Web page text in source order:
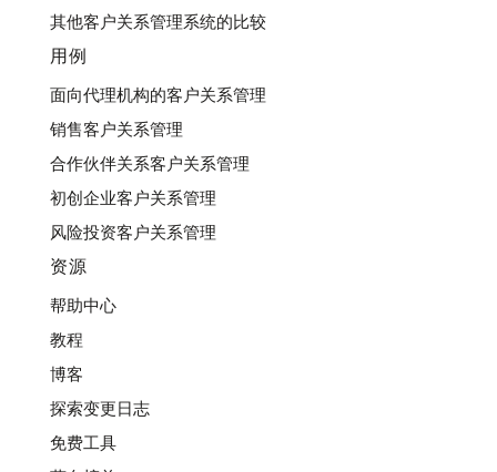
其他客户关系管理系统的比较
用例
面向代理机构的客户关系管理
销售客户关系管理
合作伙伴关系客户关系管理
初创企业客户关系管理
风险投资客户关系管理
资源
帮助中心
教程
博客
探索变更日志
免费工具